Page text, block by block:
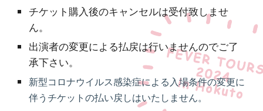
チケット購入後のキャンセルは受付致しませ
ん。
出演者の変更による払戻は行いませんのでご了
承下さい。
新型コロナウイルス感染症による入場条件の変更に
伴うチケットの払い戻しはいたしません。